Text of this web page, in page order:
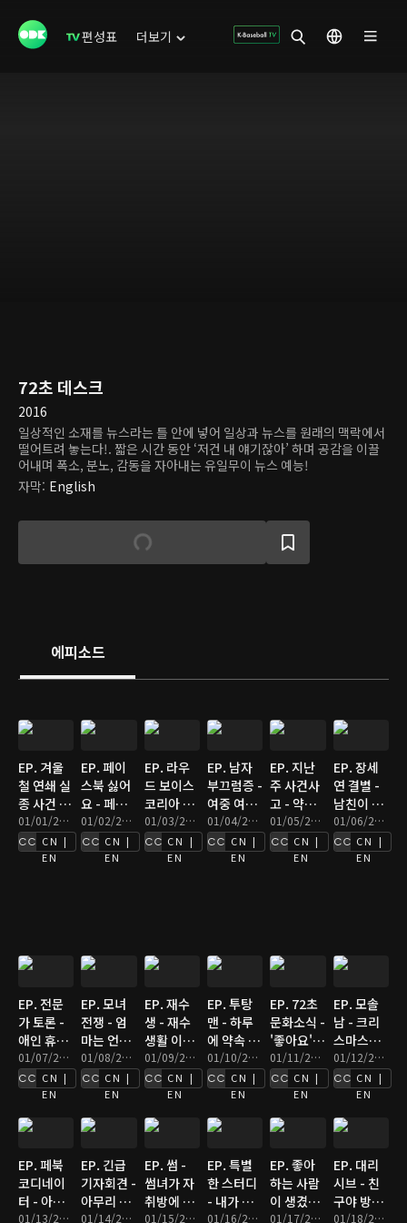
편성표 더보기
72초 데스크
2016
일상적인 소재를 뉴스라는 틀 안에 넣어 일상과 뉴스를 원래의 맥락에서
떨어트려 놓는다!. 짧은 시간 동안 ‘저건 내 얘기잖아’ 하며 공감을 이끌
어내며 폭소, 분노, 감동을 자아내는 유일무이 뉴스 예능!
자막: English
에피소드
EP. 겨울
철 연쇄 실
종 사건 -
이불 밖은
위험해?
01/01/2016 • 3분
CN |
EN
EP. 페이
스북 싫어
요 - 페이
스북 이런
친구 꼭 있
01/02/2016 • 3분
CN |
EN
EP. 라우
드 보이스
코리아 -
점심시간
까페가 괴
로운 이유
01/03/2016 • 3분
CN |
EN
EP. 남자
부끄럼증 -
여중 여고
여대 나온
여자들 공
01/04/2016 • 3분
CN |
EN
EP. 지난
주 사건사
고 - 약간
이런 빡침
을 모르는
사람은 없
01/05/2016 • 3분
CN |
EN
EP. 장세
연 결별 -
남친이 구
남친이 되
는 과정
01/06/2016 • 5분
CN |
EN
EP. 전문
가 토론 -
애인 휴대
폰, 봐도
되는가?
01/07/2016 • 5분
CN |
EN
EP. 모녀
전쟁 - 엄
마는 언제
쯤 나를 사
랑해줄까
요?
01/08/2016 • 4분
CN |
EN
EP. 재수
생 - 재수
생활 이래
서 망했다
모음
01/09/2016 • 3분
CN |
EN
EP. 투탕
맨 - 하루
에 약속 여
러개 잡는
남친
01/10/2016 • 3분
CN |
EN
EP. 72초
문화소식 -
'좋아요'라
는 안정
제...
01/11/2016 • 2분
CN |
EN
EP. 모솔
남 - 크리
스마스를
한 달 앞두
고 분발하
는 모태쏠
01/12/2016 • 3분
CN |
EN
EP. 페북
코디네이
터 - 아빠
01/13/2016 • 3분
EP. 긴급
기자회견 -
아무리 그
01/14/2016 • 3분
EP. 썸 -
썸녀가 자
취방에 찾
01/15/2016 • 3분
EP. 특별
한 스터디
- 내가 좀
01/16/2016 • 4분
EP. 좋아
하는 사람
이 생겼을
01/17/2016 • 5분
EP. 대리
시브 - 친
구야 방금
01/18/2016 • 4분